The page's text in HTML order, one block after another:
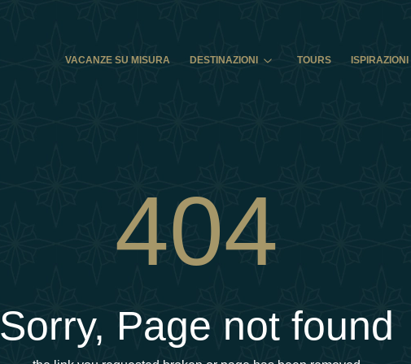
VACANZE SU MISURA
DESTINAZIONI TOURS ISPIRAZIONI
404
Sorry, Page not found